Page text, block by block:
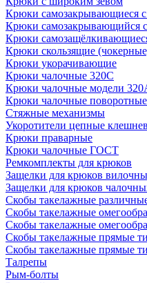
Крюки самозакрывающиеся
Крюки самозакрывающийся
Крюки
Крюки скользящие
Крюки укорачивающие
Крюки чалочные 320C
Крюки чалочные модели
Крюки чалочные
Стяжные механизмы
Укоротители цепные
Крюки праварные
Крюки чалочные ГОСТ
Ремкомплекты для крюков
Защелки для крюков
Защелки для крюков
Скобы такелажные
Скобы такелажные
Скобы такелажные
Скобы такелажные прямые
Скобы такелажные прямые
Талрепы
Рым-болты